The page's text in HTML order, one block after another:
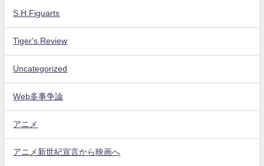
S.H.Figuarts
Tiger's Review
Uncategorized
Web多事争論
アニメ
アニメ新世紀宣言から映画へ